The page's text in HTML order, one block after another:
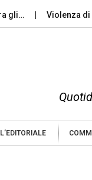
Violenza di
L’EDITORIALE